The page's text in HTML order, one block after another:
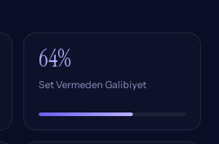
64%
Set Vermeden Galibiyet